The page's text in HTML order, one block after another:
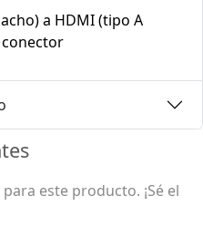
a HDMI (tipo A
este producto. ¡Sé el